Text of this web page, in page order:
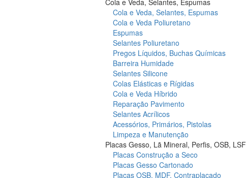
Cola e Veda, Selantes, Espumas
Cola e Veda, Selantes, Espumas
Cola e Veda Poliuretano
Espumas
Selantes Poliuretano
Pregos Líquidos, Buchas Químicas
Barreira Humidade
Selantes Silicone
Colas Elásticas e Rígidas
Cola e Veda Híbrido
Reparação Pavimento
Selantes Acrílicos
Acessórios, Primários, Pistolas
Limpeza e Manutenção
Placas Gesso, Lã Mineral, Perfis, OSB, LSF
Placas Construção a Seco
Placas Gesso Cartonado
Placas OSB, MDF, Contraplacado